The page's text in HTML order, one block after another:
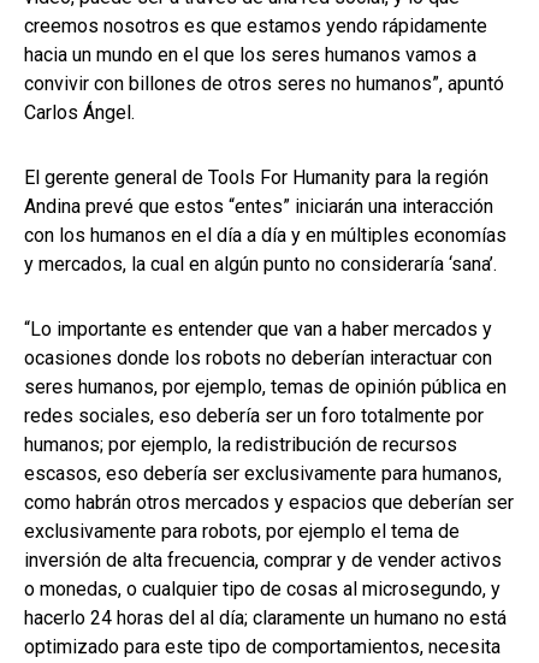
creemos nosotros es que estamos yendo rápidamente
hacia un mundo en el que los seres humanos vamos a
convivir con billones de otros seres no humanos”, apuntó
Carlos Ángel.
El gerente general de Tools For Humanity para la región
Andina prevé que estos “entes” iniciarán una interacción
con los humanos en el día a día y en múltiples economías
y mercados, la cual en algún punto no consideraría ‘sana’.
“Lo importante es entender que van a haber mercados y
ocasiones donde los robots no deberían interactuar con
seres humanos, por ejemplo, temas de opinión pública en
redes sociales, eso debería ser un foro totalmente por
humanos; por ejemplo, la redistribución de recursos
escasos, eso debería ser exclusivamente para humanos,
como habrán otros mercados y espacios que deberían ser
exclusivamente para robots, por ejemplo el tema de
inversión de alta frecuencia, comprar y de vender activos
o monedas, o cualquier tipo de cosas al microsegundo, y
hacerlo 24 horas del al día; claramente un humano no está
optimizado para este tipo de comportamientos, necesita